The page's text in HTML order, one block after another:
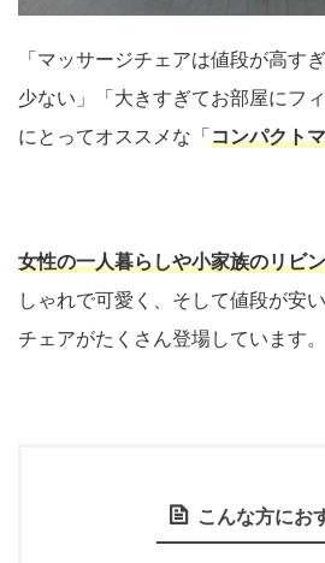
「マッサージチェアは値段が高す
少ない」「大きすぎてお部屋にフ
にとってオススメな「コンパクト
女性の一人暮らしや小家族のリビ
しゃれで可愛く、そして値段が安
チェアがたくさん登場しています。
こんな方にお